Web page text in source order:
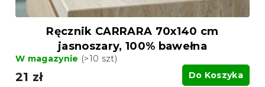
Ręcznik CARRARA 70x140 cm
jasnoszary, 100% bawełna
W magazynie (>10 szt)
21 zł Do Koszyka